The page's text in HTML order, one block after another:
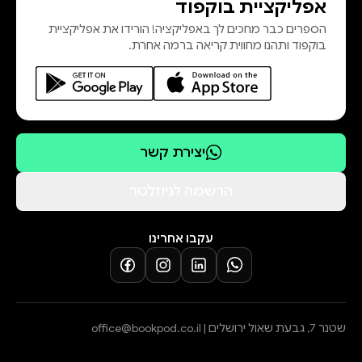
שהגשתי לשולחן השיש במטבח, העלו
באפי ריחות וטעמים מתקופות שונות.
תמונות משפחתיות, חוויות ילדות, כאבי
לב מימי רווקות, התאהבות וכניסה לעו
אפליקציית בוקפוד
הספרים כבר מחכים לך באפליקציה! הורידו את אפליקציית
בוקפוד ותהנו מחווית קריאה ברמה אחרת.
יצירת קשר
עקבו אחרינו
שטנר 7, גבעת שאול ירושלים | office@bookpod.co.il